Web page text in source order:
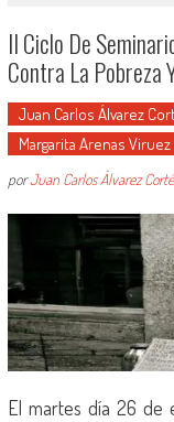
II Ciclo De
Contra La Pobreza
Juan Carlos Álvarez
Margarita Arenas Viruez
porJuan Carlos Álvarez
El martes día 26 de